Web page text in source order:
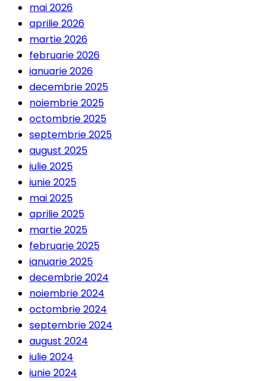
mai 2026
aprilie 2026
martie 2026
februarie 2026
ianuarie 2026
decembrie 2025
noiembrie 2025
octombrie 2025
septembrie 2025
august 2025
iulie 2025
iunie 2025
mai 2025
aprilie 2025
martie 2025
februarie 2025
ianuarie 2025
decembrie 2024
noiembrie 2024
octombrie 2024
septembrie 2024
august 2024
iulie 2024
iunie 2024